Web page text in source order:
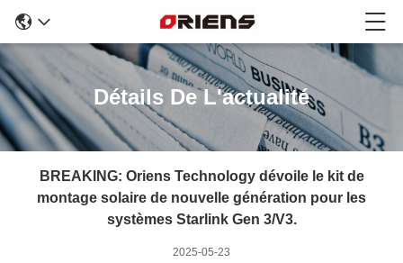
Détails De L'actualité
BREAKING: Oriens Technology dévoile le kit de
montage solaire de nouvelle génération pour les
systèmes Starlink Gen 3/V3.
2025-05-23